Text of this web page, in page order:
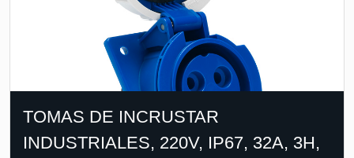
TOMAS DE INCRUSTAR
INDUSTRIALES, 220V, IP67, 32A, 3H,